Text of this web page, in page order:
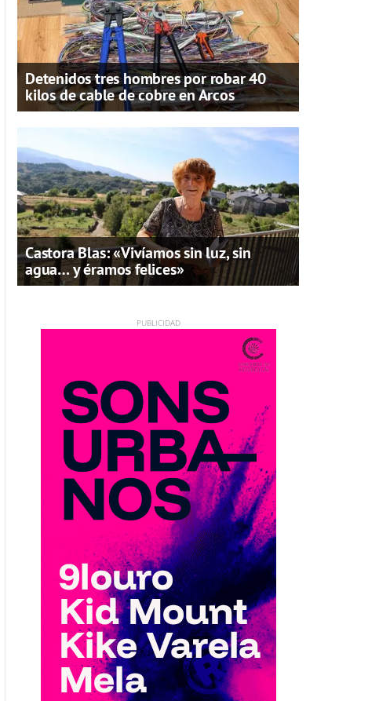
Detenidos tres hombres por robar 40
kilos de cable de cobre en Arcos
Castora Blas: «Vivíamos sin luz, sin
agua… y éramos felices»